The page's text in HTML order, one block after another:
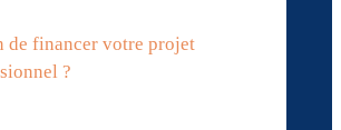
de financer votre projet
?